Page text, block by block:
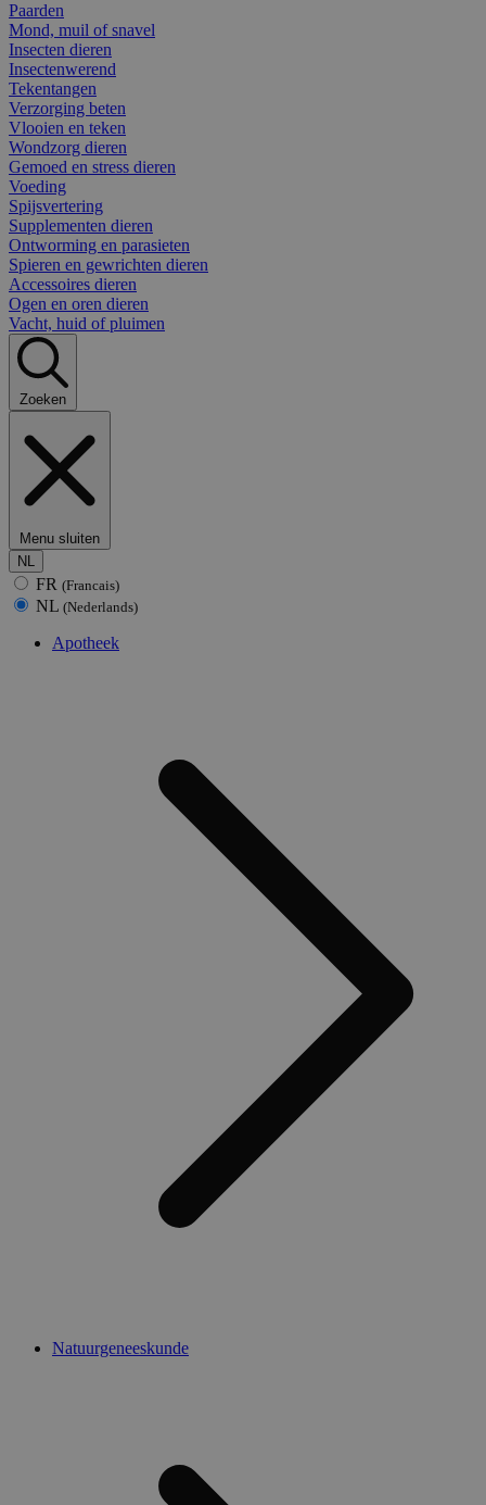
Paarden
Mond, muil of snavel
Insecten dieren
Insectenwerend
Tekentangen
Verzorging beten
Vlooien en teken
Wondzorg dieren
Gemoed en stress dieren
Voeding
Spijsvertering
Supplementen dieren
Ontworming en parasieten
Spieren en gewrichten dieren
Accessoires dieren
Ogen en oren dieren
Vacht, huid of pluimen
Zoeken
Menu sluiten
NL
FR (Francais)
NL (Nederlands)
Apotheek
Natuurgeneeskunde